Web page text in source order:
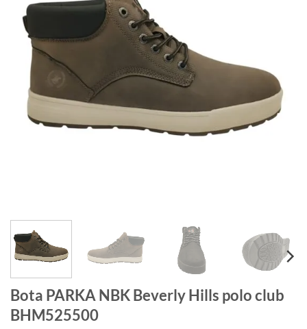
Bota PARKA NBK Beverly Hills polo club
BHM525500